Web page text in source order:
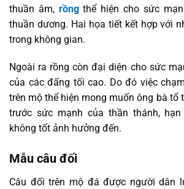
thuần âm, rồngthể hiện cho sức
thuần dương. Hai họa tiết kết hợp với
trong không gian.
Ngoài ra rồng còn đại diện cho sức
của các đấng tối cao. Do đó việc
trên mộ thể hiện mong muốn ông bà tổ
trước sức mạnh của thần thánh,
không tốt ảnh hưởng đến.
Mẫu câu đối
Câu đối trên mộ đá được người dân